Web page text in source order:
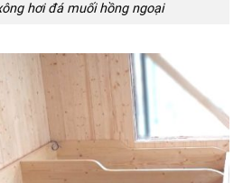
hơi đá muối hồng ngoại